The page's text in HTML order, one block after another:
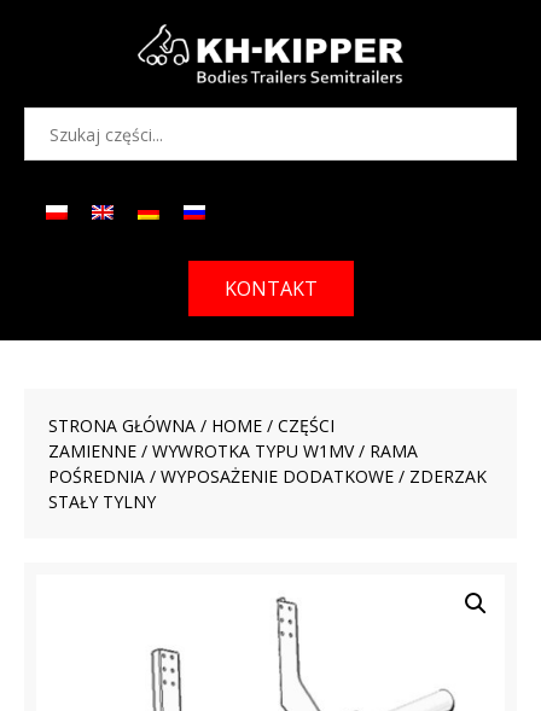
KONTAKT
STRONA GŁÓWNA / HOME / CZĘŚCI
ZAMIENNE / WYWROTKA TYPU W1MV/ RAMA
POŚREDNIA / WYPOSAŻENIE DODATKOWE / ZDERZAK
STAŁY TYLNY